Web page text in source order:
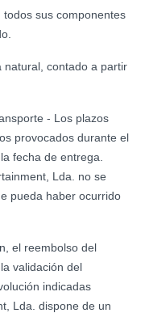
sus componentes
natural, contado a partir
- Los plazos
provocados durante el
fecha de entrega.
Lda. no se
pueda haber ocurrido
el reembolso del
validación del
indicadas
Lda. dispone de un